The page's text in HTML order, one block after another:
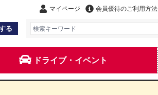
マイページ 会員優待のご利用方法
る
ドライブ・イベント